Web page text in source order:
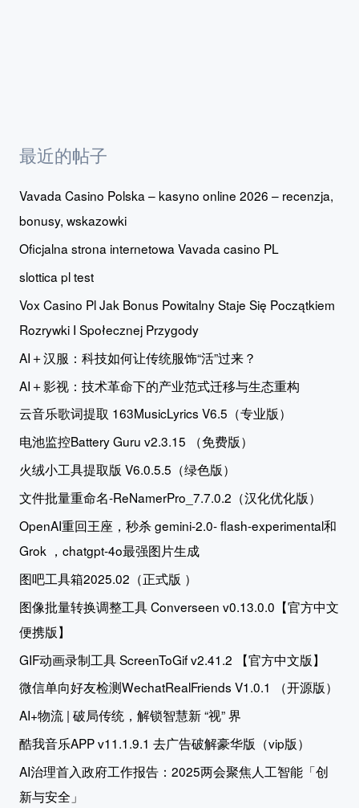
最近的帖子
Vavada Casino Polska – kasyno online 2026 – recenzja,
bonusy, wskazowki
Oficjalna strona internetowa Vavada casino PL
slottica pl test
Vox Casino Pl Jak Bonus Powitalny Staje Się Początkiem
Rozrywki I Społecznej Przygody
AI＋汉服：科技如何让传统服饰“活”过来？
AI＋影视：技术革命下的产业范式迁移与生态重构
云音乐歌词提取 163MusicLyrics V6.5（专业版）
电池监控Battery Guru v2.3.15 （免费版）
火绒小工具提取版 V6.0.5.5（绿色版）
文件批量重命名-ReNamerPro_7.7.0.2（汉化优化版）
OpenAI重回王座，秒杀 gemini-2.0- flash-experimental和
Grok ，chatgpt-4o最强图片生成
图吧工具箱2025.02（正式版 ）
图像批量转换调整工具 Converseen v0.13.0.0【官方中文
便携版】
GIF动画录制工具 ScreenToGif v2.41.2 【官方中文版】
微信单向好友检测WechatRealFriends V1.0.1 （开源版）
AI+物流 | 破局传统，解锁智慧新 “视” 界
酷我音乐APP v11.1.9.1 去广告破解豪华版（vip版）
AI治理首入政府工作报告：2025两会聚焦人工智能「创
新与安全」